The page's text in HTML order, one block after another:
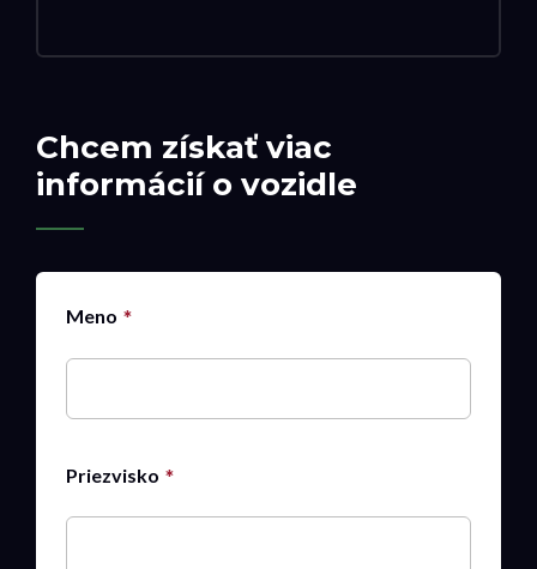
Chcem získať viac
informácií o vozidle
Meno
Priezvisko